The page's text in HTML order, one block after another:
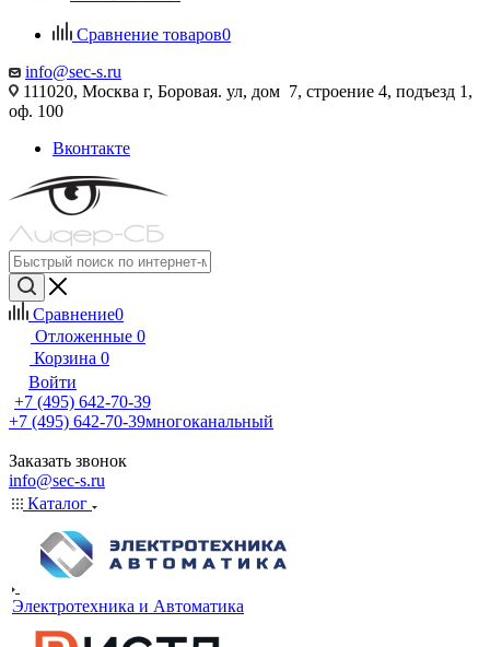
Сравнение товаров0
info@sec-s.ru
111020, Москва г, Боровая. ул, дом 7, строение 4, подъезд 1,
оф. 100
Вконтакте
Сравнение0
Отложенные 0
Корзина 0
Войти
+7 (495) 642-70-39
+7 (495) 642-70-39многоканальный
Заказать звонок
info@sec-s.ru
Каталог
Электротехника и Автоматика